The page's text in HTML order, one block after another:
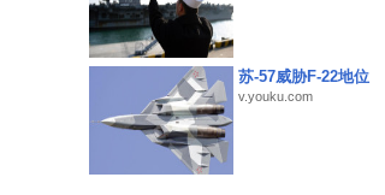
苏-57威胁F-22地位
v.youku.com